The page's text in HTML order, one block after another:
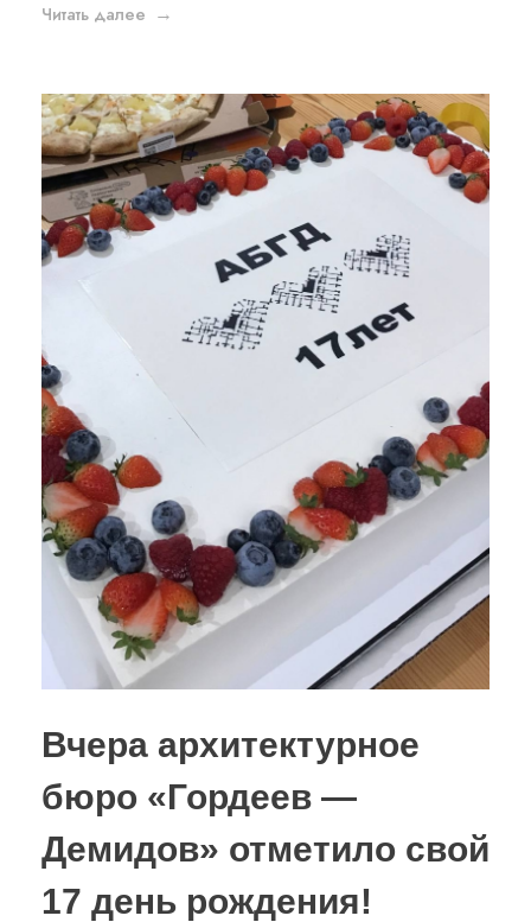
Читать далее
Вчера архитектурное
бюро «Гордеев —
Демидов» отметило свой
17 день рождения!